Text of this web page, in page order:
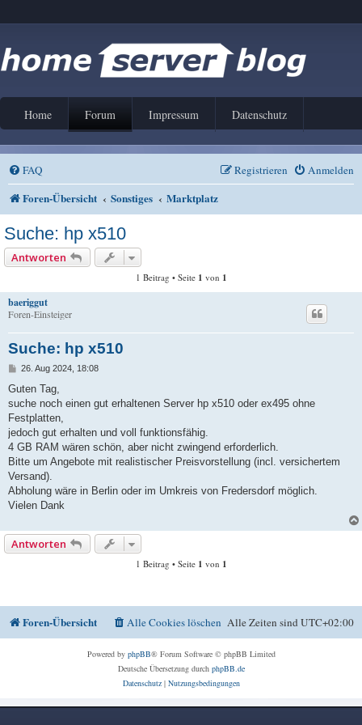
Home Forum Impressum Datenschutz
FAQ Anmelden
Registrieren
Foren-Übersicht Sonstiges Marktplatz
Suche: hp x510
Antworten
1 Beitrag • Seite 1 von 1
baeriggut
Foren-Einsteiger
Suche: hp x510
B
i
r
a
26. Aug 2024, 18:08
Guten Tag,
suche noch einen gut erhaltenen Server hp x510 oder ex495 ohne
Festplatten,
jedoch gut erhalten und voll funktionsfähig.
4 GB RAM wären schön, aber nicht zwingend erforderlich.
Bitte um Angebote mit realistischer Preisvorstellung (incl. versichertem
Versand).
Abholung wäre in Berlin oder im Umkreis von Fredersdorf möglich.
Vielen Dank
Antworten
1 Beitrag • Seite 1 von 1
Foren-Übersicht Alle Zeiten sindUTC+02:00
Alle Cookies löschen
Powered by phpBB® Forum Software © phpBB Limited
Deutsche Übersetzung durch phpBB.de
Datenschutz| Nutzungsbedingungen